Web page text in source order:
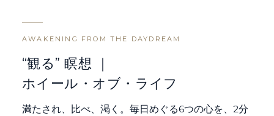
AWAKENING FROM THE DAYDREAM
“観る” 瞑想 ｜
ホイール・オブ・ライフ
満たされ、比べ、渇く。毎日めぐる6つの心を、2分